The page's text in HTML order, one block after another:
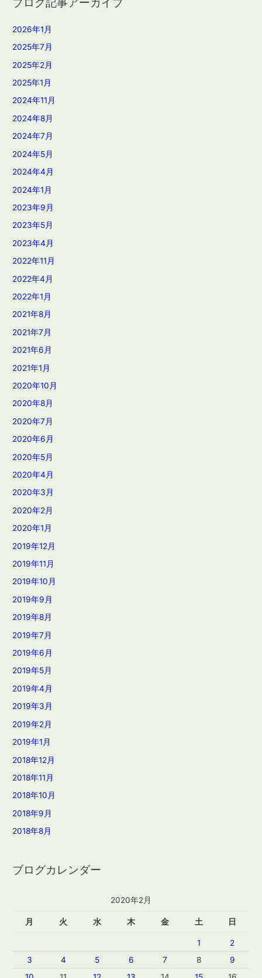
2026年1月
2025年7月
2025年2月
2025年1月
2024年11月
2024年8月
2024年7月
2024年5月
2024年4月
2024年1月
2023年9月
2023年5月
2023年4月
2022年11月
2022年4月
2022年1月
2021年8月
2021年7月
2021年6月
2021年1月
2020年10月
2020年8月
2020年7月
2020年6月
2020年5月
2020年4月
2020年3月
2020年2月
2020年1月
2019年12月
2019年11月
2019年10月
2019年9月
2019年8月
2019年7月
2019年6月
2019年5月
2019年4月
2019年3月
2019年2月
2019年1月
2018年12月
2018年11月
2018年10月
2018年9月
2018年8月
ブログカレンダー
2020年2月
月 火 水 木 金 土 日
1
2
3
4 5 6 7 8
9